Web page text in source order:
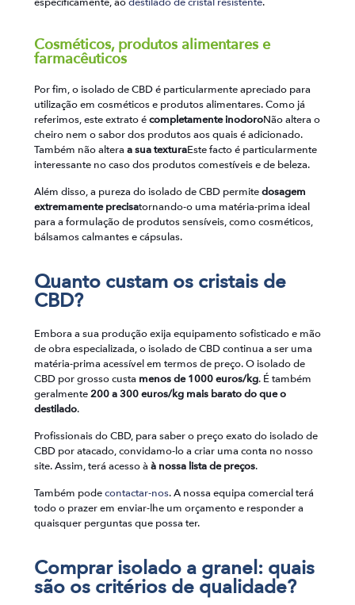
Cosméticos, produtos alimentares e
farmacêuticos
Por fim, o isolado de CBD é particularmente apreciado para
utilização em cosméticos e produtos alimentares. Como já
referimos, este extrato écompletamente inodoroNão altera o
cheiro nem o sabor dos produtos aos quais é adicionado.
Também não altera a sua texturaEste facto é particularmente
interessante no caso dos produtos comestíveis e de beleza.
Além disso, a pureza do isolado de CBD permitedosagem
extremamente precisatornando-o uma matéria-prima ideal
para a formulação de produtos sensíveis, como cosméticos,
bálsamos calmantes e cápsulas.
Quanto custam os cristais de
CBD?
Embora a sua produção exija equipamento sofisticado e mão
de obra especializada, o isolado de CBD continua a ser uma
matéria-prima acessível em termos de preço. O isolado de
CBD por grosso custa menos de 1000 euros/kg. É também
geralmente200 a 300 euros/kg mais barato do que o
destilado.
Profissionais do CBD, para saber o preço exato do isolado de
CBD por atacado, convidamo-lo a criar uma conta no nosso
site. Assim, terá acesso à à nossa lista de preços.
Também podecontactar-nos. A nossa equipa comercial terá
todo o prazer em enviar-lhe um orçamento e responder a
quaisquer perguntas que possa ter.
Comprar isolado a granel: quais
são os critérios de qualidade?